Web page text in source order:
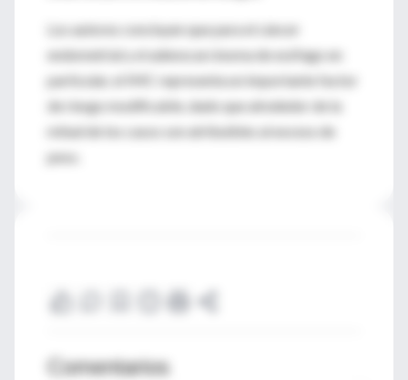
Los autores concluyen que para el cáncer
endometrial y el adenocarcinoma de esófago en
particular, el IMC representa un importante factor
de riesgo modificable, dado que alrededor de la
mitad de los casos son atribuibles al exceso de
peso.
Comentarios